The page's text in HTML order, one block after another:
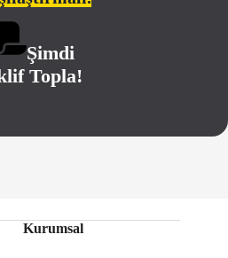
Şimdi
Topla!
Kurumsal